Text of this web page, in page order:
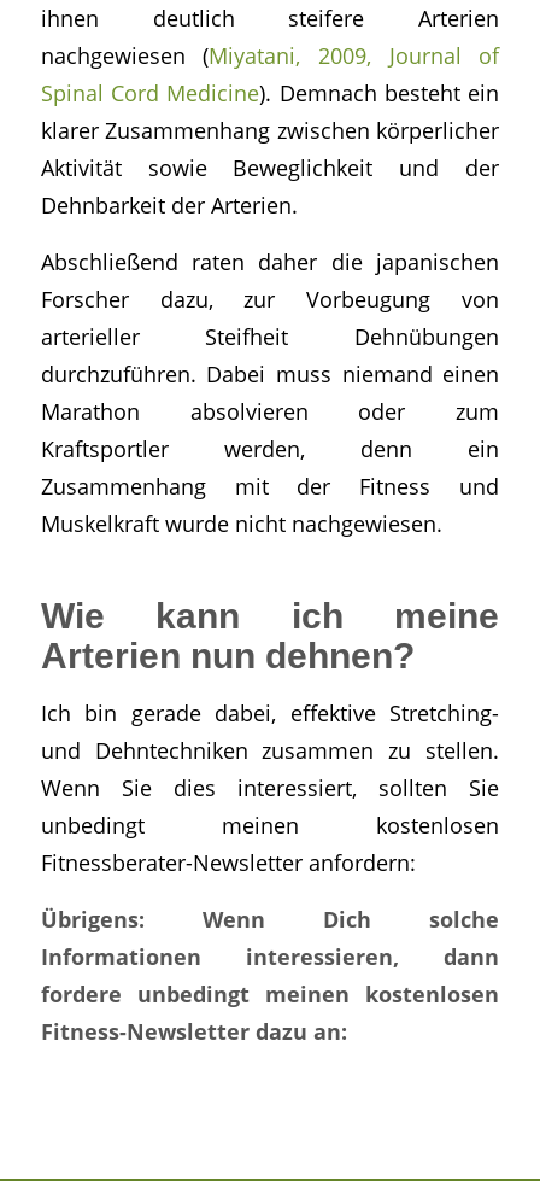
ihnen deutlich steifere Arterien
nachgewiesen (Miyatani, 2009, Journal of
Spinal Cord Medicine). Demnach besteht ein
klarer Zusammenhang zwischen körperlicher
Aktivität sowie Beweglichkeit und der
Dehnbarkeit der Arterien.
Abschließend raten daher die japanischen
Forscher dazu, zur Vorbeugung von
arterieller Steifheit Dehnübungen
durchzuführen. Dabei muss niemand einen
Marathon absolvieren oder zum
Kraftsportler werden, denn ein
Zusammenhang mit der Fitness und
Muskelkraft wurde nicht nachgewiesen.
Wie kann ich meine
Arterien nun dehnen?
Ich bin gerade dabei, effektive Stretching-
und Dehntechniken zusammen zu stellen.
Wenn Sie dies interessiert, sollten Sie
unbedingt meinen kostenlosen
Fitnessberater-Newsletter anfordern:
Übrigens: Wenn Dich solche
Informationen interessieren, dann
fordere unbedingt meinen kostenlosen
Fitness-Newsletter dazu an: